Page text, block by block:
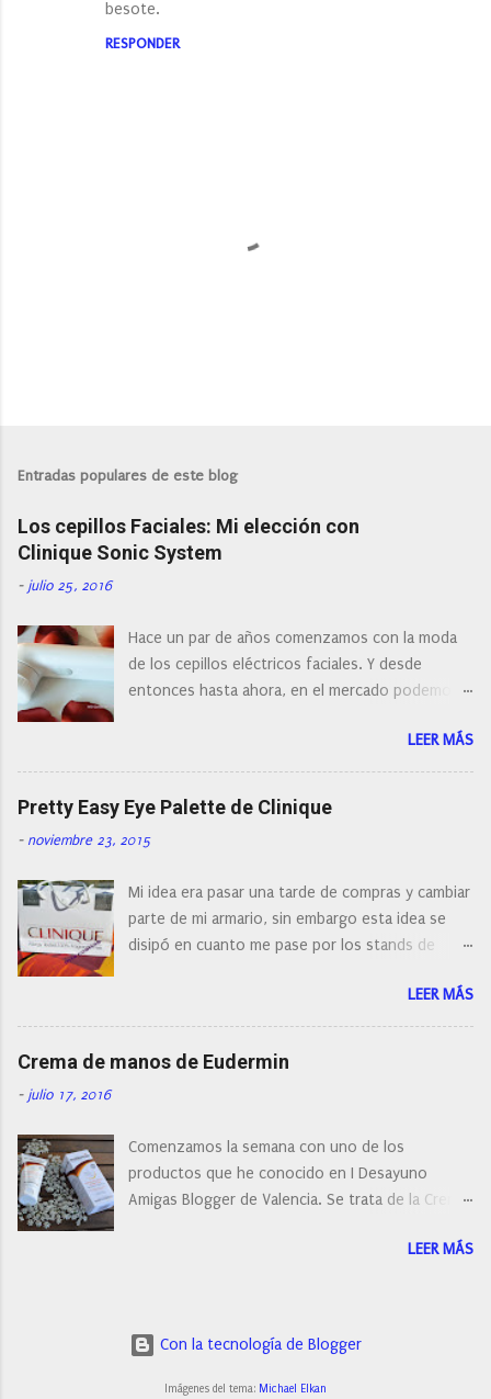
besote.
RESPONDER
l
a
r
n
o
m
e
n
t
a
o
Entradas populares de este blog
Los cepillos Faciales: Mi elección con
Clinique Sonic System
- julio 25, 2016
Hace un par de años comenzamos con la moda
de los cepillos eléctricos faciales. Y desde
entonces hasta ahora, en el mercado podemos
con diferentes características, a pilas, a batería,
cepillos de rotación o de oscilación... y
naturalmente de todos los precios. Existe en la
actualidad tal variedad, que antes de hacer la
compra debemos de hacernos unas preguntas:
post os voy a dar mi opinión de porque elegí mi
cepillo facial de Clinique
LEER MÁS
Pretty Easy Eye Palette de Clinique
- noviembre 23, 2015
Mi idea era pasar una tarde de compras y cambiar
parte de mi armario, sin embargo esta idea se
disipó en cuanto me pase por los stands de
resistirse a esta paleta de colores de Clinique.
LEER MÁS
Crema de manos de Eudermin
- julio 17, 2016
Comenzamos la semana con uno de los
productos que he conocido en I Desayuno
Amigas Blogger de Valencia. Se trata de la Crema
manos para utilizar tanto en verano como en
LEER MÁS
Con la tecnología de Blogger
Imágenes del tema: Michael Elkan